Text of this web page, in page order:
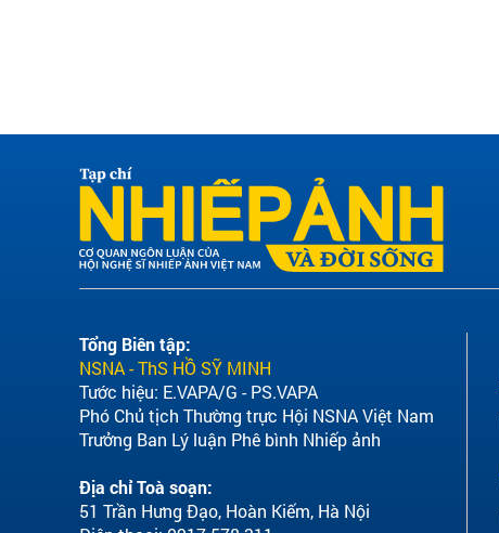
Tổng Biên tập:
NSNA - ThS HỒ SỸ MINH
Tước hiệu: E.VAPA/G - PS.VAPA
Phó Chủ tịch Thường trực Hội NSNA Việt Nam
Trưởng Ban Lý luận Phê bình Nhiếp ảnh
Địa chỉ Toà soạn:
51 Trần Hưng Đạo, Hoàn Kiếm, Hà Nội